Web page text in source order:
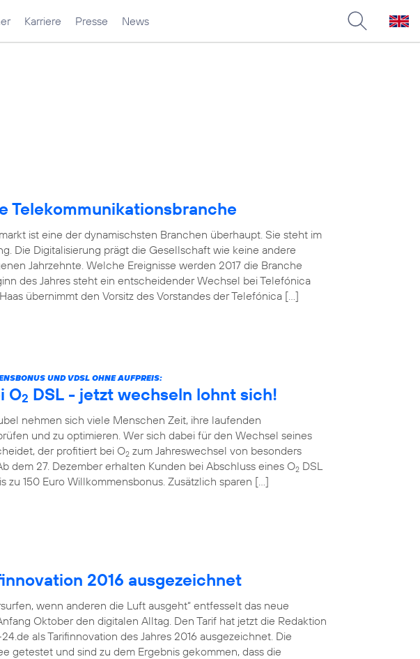
Karriere Presse News
Telekommunikationsbranche
ist eine der dynamischsten Branchen überhaupt. Sie steht im
Die Digitalisierung prägt die Gesellschaft wie keine andere
Jahrzehnte. Welche Ereignisse werden 2017 die Branche
des Jahres steht ein entscheidender Wechsel bei Telefónica
übernimmt den Vorsitz des Vorstandes der Telefónica […]
UND VDSL OHNE AUFPREIS:
O2 DSL - jetzt wechseln lohnt sich!
nehmen sich viele Menschen Zeit, ihre laufenden
und zu optimieren. Wer sich dabei für den Wechsel seines
der profitiert bei O2 zum Jahreswechsel von besonders
dem 27. Dezember erhalten Kunden bei Abschluss eines O2 DSL
zu 150 Euro Willkommensbonus. Zusätzlich sparen […]
2016 ausgezeichnet
wenn anderen die Luft ausgeht“ entfesselt das neue
Oktober den digitalen Alltag. Den Tarif hat jetzt die Redaktion
als Tarifinnovation des Jahres 2016 ausgezeichnet. Die
getestet und sind zu dem Ergebnis gekommen, dass die